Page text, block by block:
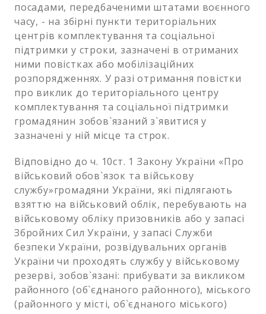
посадами, передбаченими штатами воєнного
часу, - на збірні пункти територіальних
центрів комплектування та соціальної
підтримки у строки, зазначені в отриманих
ними повістках або мобілізаційних
розпорядженнях. У разі отримання повістки
про виклик до територіального центру
комплектування та соціальної підтримки
громадянин зобов`язаний з`явитися у
зазначені у ній місце та строк.
Відповідно до ч. 10ст. 1 Закону України «Про
військовий обов`язок та військову
службу»громадяни України, які підлягають
взяттю на військовий облік, перебувають на
військовому обліку призовників або у запасі
Збройних Сил України, у запасі Служби
безпеки України, розвідувальних органів
України чи проходять службу у військовому
резерві, зобов`язані: прибувати за викликом
районного (об`єднаного районного), міського
(районного у місті, об`єднаного міського)